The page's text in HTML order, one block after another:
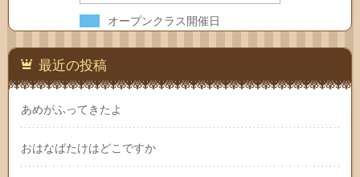
オープンクラス開催日
最近の投稿
あめがふってきたよ
おはなばたけはどこですか